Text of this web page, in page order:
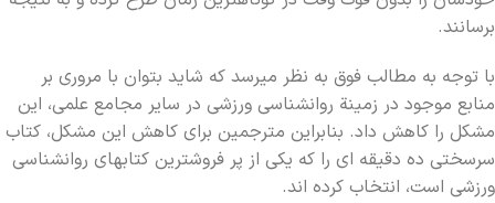
برسانند.
با توجه به مطالب فوق به نظر ميرسد که شايد بتوان با مروري بر
منابع موجود در زمينة روانشناسي ورزشي در ساير مجامع علمي، اين
مشکل را کاهش داد. بنابراين مترجمين براي کاهش اين مشکل، کتاب
سرسختي ده دقيقه اي را که يکي از پر فروشترين کتابهاي روانشناسي
ورزشي است، انتخاب کرده اند.